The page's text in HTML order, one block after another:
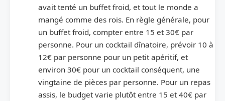
avait tenté un buffet froid, et tout le monde a
mangé comme des rois. En règle générale, pour
un buffet froid, compter entre 15 et 30€ par
personne. Pour un cocktail dînatoire, prévoir 10 à
12€ par personne pour un petit apéritif, et
environ 30€ pour un cocktail conséquent, une
vingtaine de pièces par personne. Pour un repas
assis, le budget varie plutôt entre 15 et 40€ par